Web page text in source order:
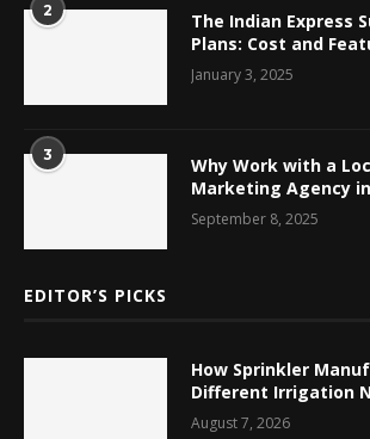
2
The Indian Express
Plans: Cost and
January 3, 2025
3
Why Work with a
Marketing Agency
September 8, 2025
EDITOR’S PICKS
How Sprinkler
Different Irrigation
August 7, 2026